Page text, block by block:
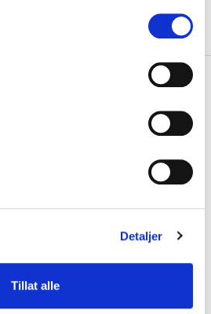
Detaljer
Tillat alle
dersom produkter personaliseres.
kan ikke byttes eller returneres.
+